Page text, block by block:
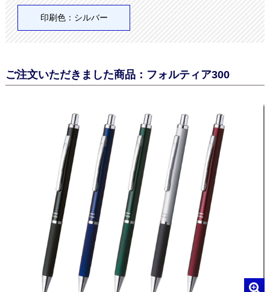
印刷色：シルバー
ご注文いただきました商品：フォルティア300